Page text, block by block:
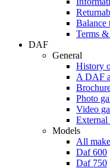
Balance
Terms
DAF
General
History
A DAF
Photo
Video
Models
All
Daf 600
Daf 750